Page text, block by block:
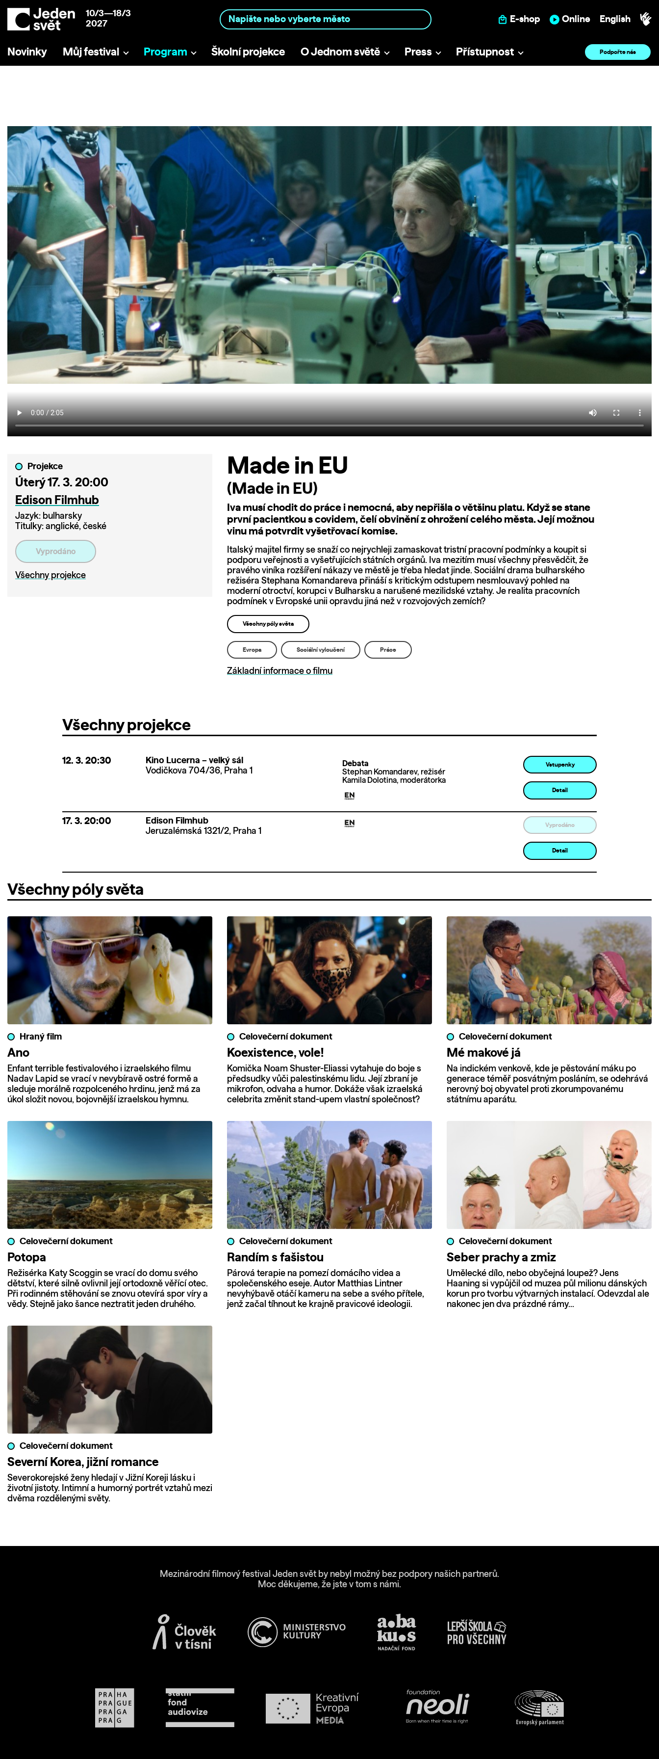
10/3—18/3
2027
E-shop Online English
Novinky Můj festival Program Školní projekce O Jednom světě Press Přístupnost Podpořte nás
Projekce
Úterý 17. 3. 20:00
Edison Filmhub
Jazyk: bulharsky
Titulky: anglické, české
Vyprodáno
Všechny projekce
Made in EU
(Made in EU)
Iva musí chodit do práce i nemocná, aby nepřišla o většinu platu. Když se stane
první pacientkou s covidem, čelí obvinění z ohrožení celého města. Její možnou
vinu má potvrdit vyšetřovací komise.
Italský majitel firmy se snaží co nejrychleji zamaskovat tristní pracovní podmínky a koupit si
podporu veřejnosti a vyšetřujících státních orgánů. Iva mezitím musí všechny přesvědčit, že
pravého viníka rozšíření nákazy ve městě je třeba hledat jinde. Sociální drama bulharského
režiséra Stephana Komandareva přináší s kritickým odstupem nesmlouvavý pohled na
moderní otroctví, korupci v Bulharsku a narušené mezilidské vztahy. Je realita pracovních
podmínek v Evropské unii opravdu jiná než v rozvojových zemích?
Všechny póly světa
Evropa Sociální vyloučení Práce
Základní informace o filmu
Všechny projekce
12. 3. 20:30
Kino Lucerna – velký sál
Vodičkova 704/36, Praha 1
Debata
Stephan Komandarev, režisér
Kamila Dolotina, moderátorka
Vstupenky
Detail
17. 3. 20:00
Edison Filmhub
Jeruzalémská 1321/2, Praha 1
Vyprodáno
Detail
Všechny póly světa
Hraný film
Ano
Enfant terrible festivalového i izraelského filmu
Nadav Lapid se vrací v nevybíravě ostré formě a
sleduje morálně rozpolceného hrdinu, jenž má za
úkol složit novou, bojovnější izraelskou hymnu.
Celovečerní dokument
Koexistence, vole!
Komička Noam Shuster-Eliassi vytahuje do boje s
předsudky vůči palestinskému lidu. Její zbraní je
mikrofon, odvaha a humor. Dokáže však izraelská
celebrita změnit stand-upem vlastní společnost?
Celovečerní dokument
Mé makové já
Na indickém venkově, kde je pěstování máku po
generace téměř posvátným posláním, se odehrává
nerovný boj obyvatel proti zkorumpovanému
státnímu aparátu.
Celovečerní dokument
Potopa
Režisérka Katy Scoggin se vrací do domu svého
dětství, které silně ovlivnil její ortodoxně věřící otec.
Při rodinném stěhování se znovu otevírá spor víry a
vědy. Stejně jako šance neztratit jeden druhého.
Celovečerní dokument
Randím s fašistou
Párová terapie na pomezí domácího videa a
společenského eseje. Autor Matthias Lintner
nevyhýbavě otáčí kameru na sebe a svého přítele,
jenž začal tíhnout ke krajně pravicové ideologii.
Celovečerní dokument
Seber prachy a zmiz
Umělecké dílo, nebo obyčejná loupež? Jens
Haaning si vypůjčil od muzea půl milionu dánských
korun pro tvorbu výtvarných instalací. Odevzdal ale
nakonec jen dva prázdné rámy…
Celovečerní dokument
Severní Korea, jižní romance
Severokorejské ženy hledají v Jižní Koreji lásku i
životní jistoty. Intimní a humorný portrét vztahů mezi
dvěma rozdělenými světy.
Mezinárodní filmový festival Jeden svět by nebyl možný bez podpory našich partnerů.
Moc děkujeme, že jste v tom s námi.